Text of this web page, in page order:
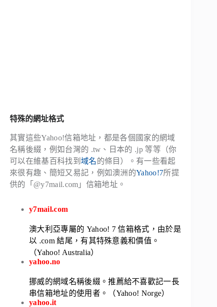
特殊的網址格式
其實這些Yahoo!信箱地址，都是各個國家的網域
名稱後綴，例如台灣的 .tw、日本的 .jp 等等（你
可以在維基百科找到 域名的條目）。有一些看起
來很有趣、簡短又易記，例如澳洲的Yahoo!7所提
供的「@y7mail.com」信箱地址。
y7mail.com
澳大利亞專屬的 Yahoo! 7 信箱格式，由於是
以 .com 結尾，有其特殊意義和價值。
（Yahoo! Australia）
yahoo.no
挪威的網域名稱後綴。推薦給不喜歡記一長
串信箱地址的使用者。（Yahoo! Norge）
yahoo.it